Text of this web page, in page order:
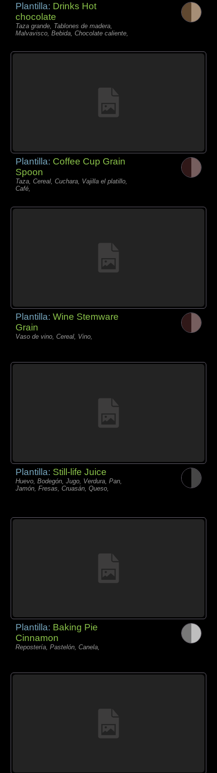
Plantilla: Drinks Hot
chocolate
Taza grande, Tablones de madera,
Malvavisco, Bebida, Chocolate caliente,
Plantilla: Coffee Cup Grain
Spoon
Taza, Cereal, Cuchara, Vajilla el platillo,
Café,
Plantilla:Wine Stemware
Grain
Vaso de vino, Cereal, Vino,
Plantilla: Still-life Juice
Huevo, Bodegón, Jugo, Verdura, Pan,
Jamón, Fresas, Cruasán, Queso,
Plantilla: Baking Pie
Cinnamon
Repostería, Pastelón, Canela,